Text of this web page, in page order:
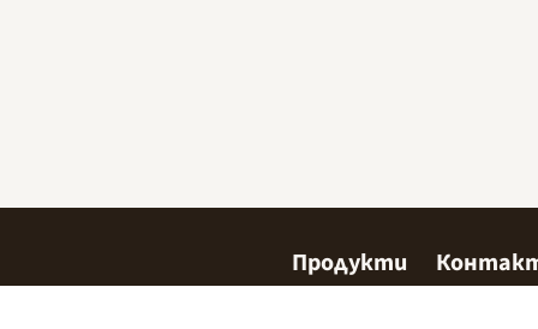
Продукти
СладкарствоКъде да